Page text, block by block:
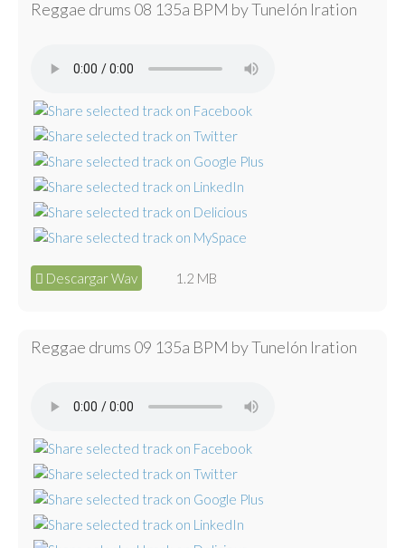
Reggae drums 08 135a BPM by Tunelón Iration
Descargar Wav 1.2 MB
Reggae drums 09 135a BPM by Tunelón Iration